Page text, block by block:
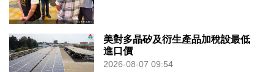
美對多晶矽及衍生產品加稅設最低
進口價
2026-08-07 09:54